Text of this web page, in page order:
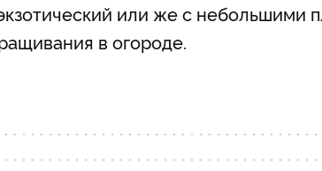
или же с небольшими
в огороде.